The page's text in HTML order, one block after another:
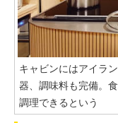
キャビンにはアイラ
器、調味料も完備。
調理できるという